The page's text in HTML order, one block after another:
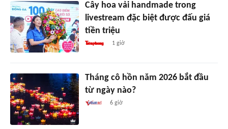
Cây hoa vải handmade trong
livestream đặc biệt được đấu giá
tiền triệu
1 giờ
Tháng cô hồn năm 2026 bắt đầu
từ ngày nào?
6 giờ